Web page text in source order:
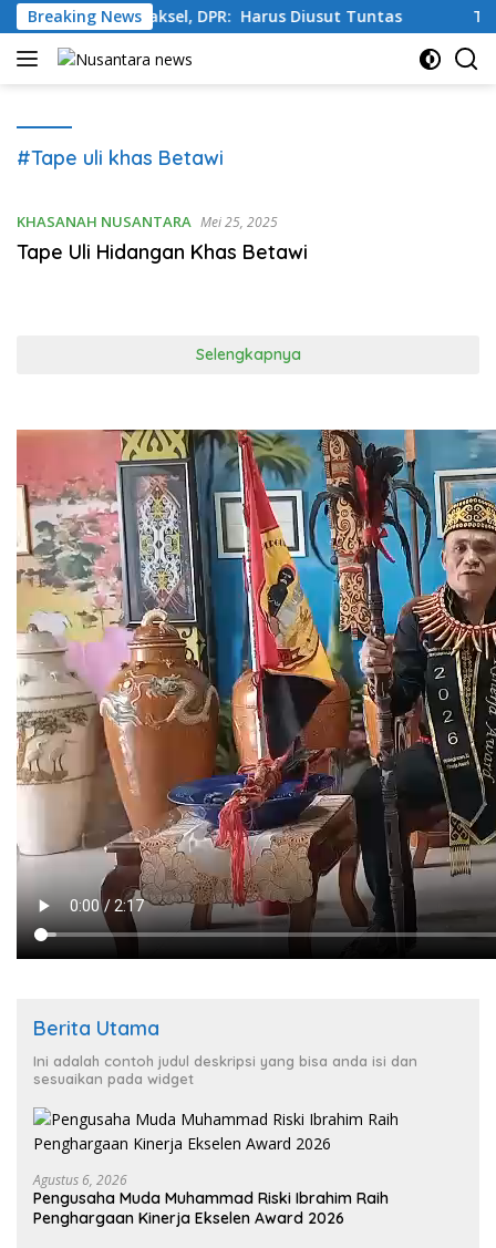
Langsung
ke
konten
Breaking News
Pinang Jaksel, DPR: Harus Diusut Tuntas
#Tape uli khas Betawi
KHASANAH NUSANTARA Mei 25, 2025
Tape Uli Hidangan Khas Betawi
Selengkapnya
Berita Utama
Ini adalah contoh judul deskripsi yang bisa anda isi dan
sesuaikan pada widget
Agustus 6, 2026
Pengusaha Muda Muhammad Riski Ibrahim Raih
Penghargaan Kinerja Ekselen Award 2026